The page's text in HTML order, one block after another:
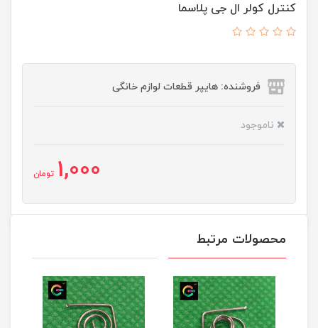
کنترل کولر ال جی پلاسما
فروشنده: هایپر قطعات لوازم خانگی
ناموجود
1,000 تومان
محصولات مرتبط